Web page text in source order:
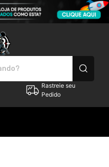
Rastreie seu
Pedido